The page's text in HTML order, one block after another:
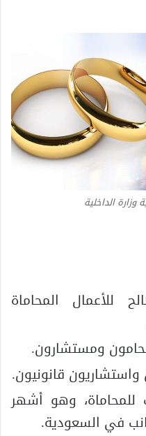
وزارة الداخلية
للأعمال المحاماة
ومستشارون.
قانونيون.
وهو أشهر
في السعودية.